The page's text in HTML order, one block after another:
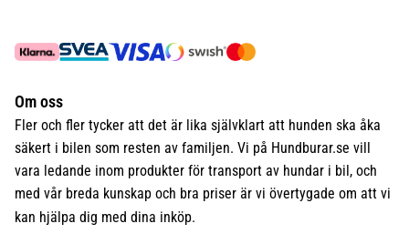
Om oss
Fler och fler tycker att det är lika självklart att hunden ska åka
säkert i bilen som resten av familjen. Vi på Hundburar.se vill
vara ledande inom produkter för transport av hundar i bil, och
med vår breda kunskap och bra priser är vi övertygade om att vi
kan hjälpa dig med dina inköp.